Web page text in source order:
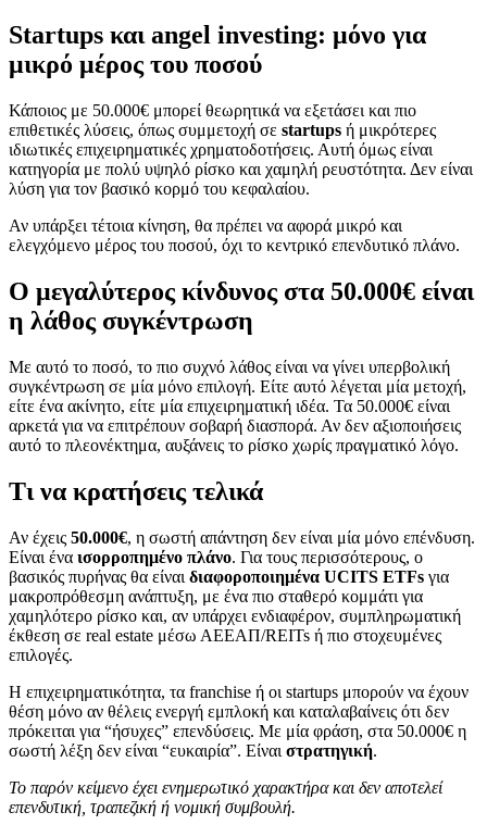
Startups και angel investing: μόνο για
μικρό μέρος του ποσού
Κάποιος με 50.000€ μπορεί θεωρητικά να εξετάσει και πιο
επιθετικές λύσεις, όπως συμμετοχή σε startups ή μικρότερες
ιδιωτικές επιχειρηματικές χρηματοδοτήσεις. Αυτή όμως είναι
κατηγορία με πολύ υψηλό ρίσκο και χαμηλή ρευστότητα. Δεν είναι
λύση για τον βασικό κορμό του κεφαλαίου.
Αν υπάρξει τέτοια κίνηση, θα πρέπει να αφορά μικρό και
ελεγχόμενο μέρος του ποσού, όχι το κεντρικό επενδυτικό πλάνο.
Ο μεγαλύτερος κίνδυνος στα 50.000€ είναι
η λάθος συγκέντρωση
Με αυτό το ποσό, το πιο συχνό λάθος είναι να γίνει υπερβολική
συγκέντρωση σε μία μόνο επιλογή. Είτε αυτό λέγεται μία μετοχή,
είτε ένα ακίνητο, είτε μία επιχειρηματική ιδέα. Τα 50.000€ είναι
αρκετά για να επιτρέπουν σοβαρή διασπορά. Αν δεν αξιοποιήσεις
αυτό το πλεονέκτημα, αυξάνεις το ρίσκο χωρίς πραγματικό λόγο.
Τι να κρατήσεις τελικά
Αν έχεις 50.000€, η σωστή απάντηση δεν είναι μία μόνο επένδυση.
Είναι ένα ισορροπημένο πλάνο. Για τους περισσότερους, ο
βασικός πυρήνας θα είναι διαφοροποιημένα UCITS ETFs για
μακροπρόθεσμη ανάπτυξη, με ένα πιο σταθερό κομμάτι για
χαμηλότερο ρίσκο και, αν υπάρχει ενδιαφέρον, συμπληρωματική
έκθεση σε real estate μέσω ΑΕΕΑΠ/REITs ή πιο στοχευμένες
επιλογές.
Η επιχειρηματικότητα, τα franchise ή οι startups μπορούν να έχουν
θέση μόνο αν θέλεις ενεργή εμπλοκή και καταλαβαίνεις ότι δεν
πρόκειται για “ήσυχες” επενδύσεις. Με μία φράση, στα 50.000€ η
σωστή λέξη δεν είναι “ευκαιρία”. Είναι στρατηγική.
Το παρόν κείμενο έχει ενημερωτικό χαρακτήρα και δεν αποτελεί
επενδυτική, τραπεζική ή νομική συμβουλή.